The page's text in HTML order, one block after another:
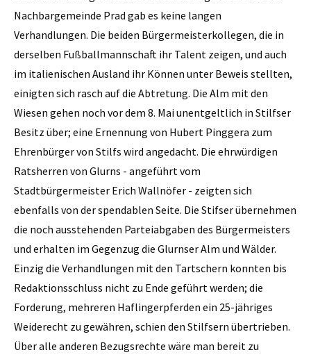
Nachbargemeinde Prad gab es keine langen
Verhandlungen. Die beiden Bürgermeisterkollegen, die in
derselben Fußballmannschaft ihr Talent zeigen, und auch
im italienischen Ausland ihr Können unter Beweis stellten,
einigten sich rasch auf die Abtretung. Die Alm mit den
Wiesen gehen noch vor dem 8. Mai unentgeltlich in Stilfser
Besitz über; eine Ernennung von Hubert Pinggera zum
Ehrenbürger von Stilfs wird angedacht. Die ehrwürdigen
Ratsherren von Glurns - angeführt vom
Stadtbürgermeister Erich Wallnöfer - zeigten sich
ebenfalls von der spendablen Seite. Die Stifser übernehmen
die noch ausstehenden Parteiabgaben des Bürgermeisters
und erhalten im Gegenzug die Glurnser Alm und Wälder.
Einzig die Verhandlungen mit den Tartschern konnten bis
Redaktionsschluss nicht zu Ende geführt werden; die
Forderung, mehreren Haflingerpferden ein 25-jähriges
Weiderecht zu gewähren, schien den Stilfsern übertrieben.
Über alle anderen Bezugsrechte wäre man bereit zu